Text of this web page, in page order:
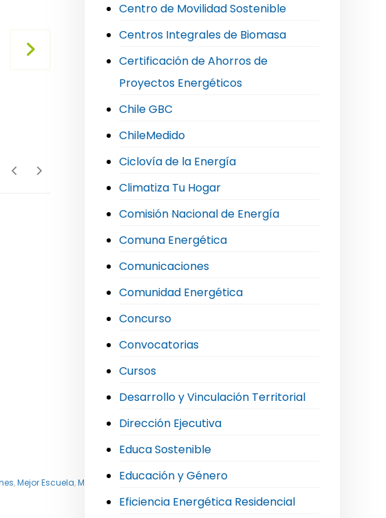
,Mejor Escuela,Mi Taxi Eléctrico,Movilidad Sostenible e Hidrógeno Verde
Centro de Movilidad Sostenible
Centros Integrales de Biomasa
Certificación de Ahorros de
Proyectos Energéticos
Chile GBC
ChileMedido
Ciclovía de la Energía
Climatiza Tu Hogar
Comisión Nacional de Energía
Comuna Energética
Comunicaciones
Comunidad Energética
Concurso
Convocatorias
Cursos
Desarrollo y Vinculación Territorial
Dirección Ejecutiva
Educa Sostenible
Educación y Género
Eficiencia Energética Residencial